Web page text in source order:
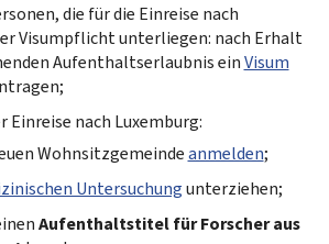
die für die Einreise nach
Visumpflicht unterliegen: nach Erhalt
Aufenthaltserlaubnis einVisum
Einreise nach Luxemburg:
Wohnsitzgemeindeanmelden;
Untersuchungunterziehen;
Aufenthaltstitel für Forscher aus